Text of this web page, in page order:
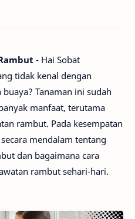
- Hai Sobat
tidak kenal dengan
Tanaman ini sudah
manfaat, terutama
rambut. Pada kesempatan
mendalam tentang
dan bagaimana cara
rambut sehari-hari.